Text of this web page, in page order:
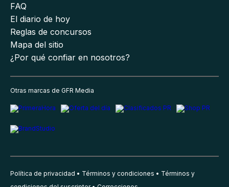
FAQ
El diario de hoy
Reglas de concursos
Mapa del sitio
¿Por qué confiar en nosotros?
Otras marcas de GFR Media
Política de privacidad Términos y condiciones
Términos y